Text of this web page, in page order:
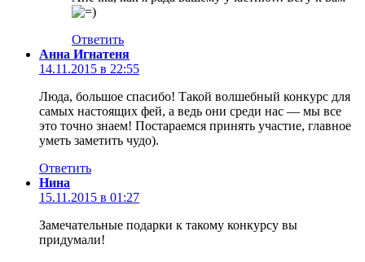
Ответить
Анна Игнатеня
14.11.2015 в 22:55
Люда, большое спасибо! Такой волшебный конкурс для
самых настоящих фей, а ведь они среди нас — мы все
это точно знаем! Постараемся принять участие, главное
уметь заметить чудо).
Ответить
Нина
15.11.2015 в 01:27
Замечательные подарки к такому конкурсу вы
придумали!